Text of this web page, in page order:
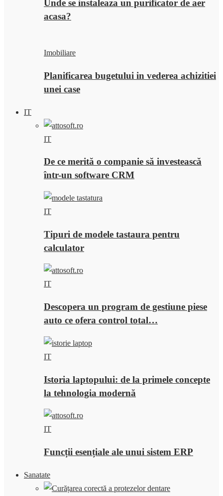
Unde se instaleaza un purificator de aer
acasa?
Imobiliare
Planificarea bugetului in vederea achizitiei
unei case
IT
IT
De ce merită o companie să investească
într-un software CRM
IT
Tipuri de modele tastaura pentru
calculator
IT
Descopera un program de gestiune piese
auto ce ofera control total…
IT
Istoria laptopului: de la primele concepte
la tehnologia modernă
IT
Funcții esențiale ale unui sistem ERP
Sanatate